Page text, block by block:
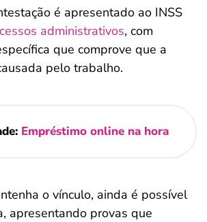
é apresentado ao INSS
administrativos, com
que comprove que a
pelo trabalho.
Empréstimo online na hora
o vínculo, ainda é possível
apresentando provas que